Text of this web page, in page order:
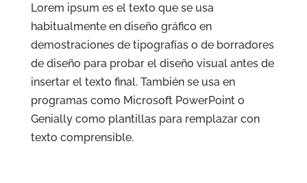
Lorem ipsum es el texto que se usa
habitualmente en diseño gráfico en
demostraciones de tipografías o de borradores
de diseño para probar el diseño visual antes de
insertar el texto final. También se usa en
programas como Microsoft PowerPoint o
Genially como plantillas para remplazar con
texto comprensible.